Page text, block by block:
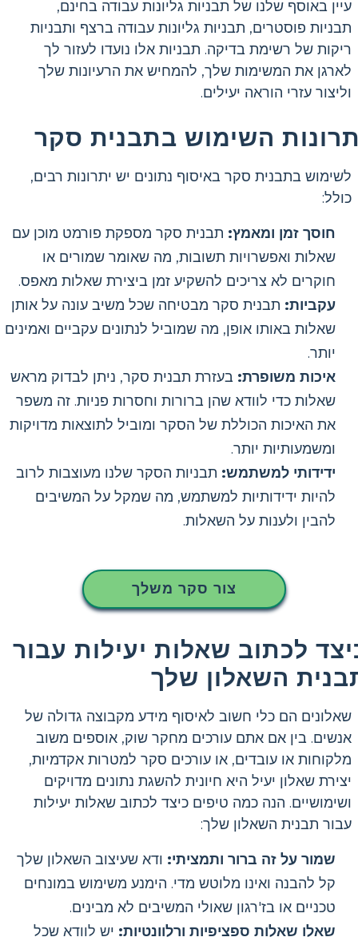
עיין באוסף שלנו של תבניות גליונות עבודה בחינם,
תבניות פוסטרים, תבניות גליונות עבודה ברצף ותבניות
ריקות של רשימת בדיקה. תבניות אלו נועדו לעזור לך
לארגן את המשימות שלך, להמחיש את הרעיונות שלך
וליצור עזרי הוראה יעילים.
השימוש בתבנית סקר
לשימוש בתבנית סקר באיסוף נתונים יש יתרונות רבים,
כולל:
חוסך זמן ומאמץ: תבנית סקר מספקת פורמט מוכן עם
שאלות ואפשרויות תשובות, מה שאומר שמורים או
חוקרים לא צריכים להשקיע זמן ביצירת שאלות מאפס.
עקביות: תבנית סקר מבטיחה שכל משיב עונה על אותן
שאלות באותו אופן, מה שמוביל לנתונים עקביים ואמינים
יותר.
איכות משופרת: בעזרת תבנית סקר, ניתן לבדוק מראש
שאלות כדי לוודא שהן ברורות וחסרות פניות. זה משפר
את האיכות הכוללת של הסקר ומוביל לתוצאות מדויקות
ומשמעותיות יותר.
ידידותי למשתמש: תבניות הסקר שלנו מעוצבות לרוב
להיות ידידותיות למשתמש, מה שמקל על המשיבים
להבין ולענות על השאלות.
צור סקר משלך
לכתוב שאלות יעילות עבור
השאלון שלך
שאלונים הם כלי חשוב לאיסוף מידע מקבוצה גדולה של
אנשים. בין אם אתם עורכים מחקר שוק, אוספים משוב
מלקוחות או עובדים, או עורכים סקר למטרות אקדמיות,
יצירת שאלון יעיל היא חיונית להשגת נתונים מדויקים
ושימושיים. הנה כמה טיפים כיצד לכתוב שאלות יעילות
עבור תבנית השאלון שלך:
שמור על זה ברור ותמציתי: ודא שעיצוב השאלון שלך
קל להבנה ואינו מלוטש מדי. הימנע משימוש במונחים
טכניים או בז'רגון שאולי המשיבים לא מבינים.
שאלו שאלות ספציפיות ורלוונטיות: יש לוודא שכל